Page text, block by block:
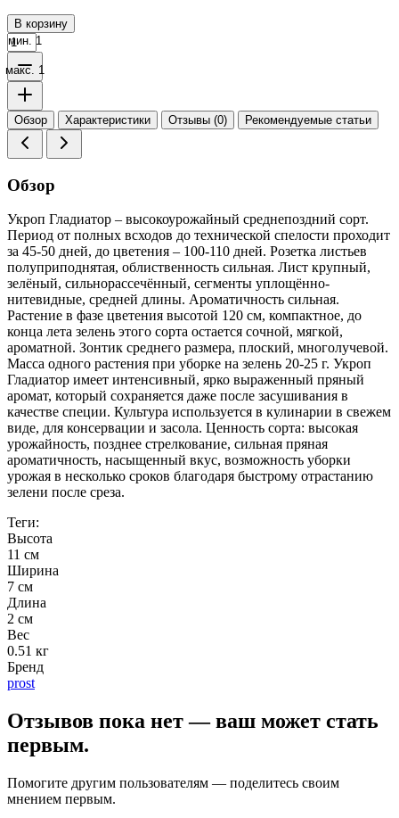
В корзину
мин. 1
макс. 1
Обзор Характеристики Отзывы (0) Рекомендуемые статьи
Обзор
Укроп Гладиатор – высокоурожайный среднепоздний сорт.
Период от полных всходов до технической спелости проходит
за 45-50 дней, до цветения – 100-110 дней. Розетка листьев
полуприподнятая, облиственность сильная. Лист крупный,
зелёный, сильнорассечённый, сегменты уплощённо-
нитевидные, средней длины. Ароматичность сильная.
Растение в фазе цветения высотой 120 см, компактное, до
конца лета зелень этого сорта остается сочной, мягкой,
ароматной. Зонтик среднего размера, плоский, многолучевой.
Масса одного растения при уборке на зелень 20-25 г. Укроп
Гладиатор имеет интенсивный, ярко выраженный пряный
аромат, который сохраняется даже после засушивания в
качестве специи. Культура используется в кулинарии в свежем
виде, для консервации и засола. Ценность сорта: высокая
урожайность, позднее стрелкование, сильная пряная
ароматичность, насыщенный вкус, возможность уборки
урожая в несколько сроков благодаря быстрому отрастанию
зелени после среза.
Теги:
Высота
11 см
Ширина
7 см
Длина
2 см
Вес
0.51 кг
Бренд
prost
Отзывов пока нет — ваш может стать
первым.
Помогите другим пользователям — поделитесь своим
мнением первым.